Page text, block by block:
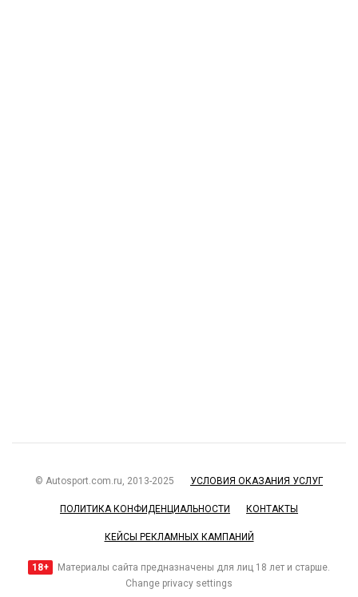
© Autosport.com.ru, 2013-2025 УСЛОВИЯ ОКАЗАНИЯ УСЛУГ
ПОЛИТИКА КОНФИДЕНЦИАЛЬНОСТИ КОНТАКТЫ
КЕЙСЫ РЕКЛАМНЫХ КАМПАНИЙ
18+
Материалы сайта предназначены для лиц 18 лет и старше.
Change privacy settings